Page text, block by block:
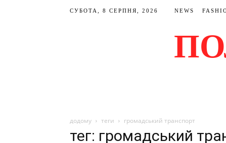
СУБОТА, 8 СЕРПНЯ, 2026 NEWS
додому теги громадський транспорт
тег: громадський